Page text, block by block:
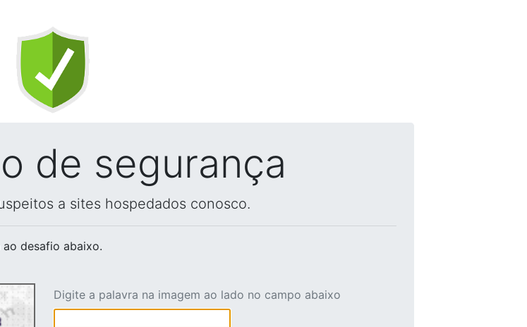
de segurança
a sites hospedados conosco.
ao desafio abaixo.
Digite a palavra na imagem ao lado no campo abaixo